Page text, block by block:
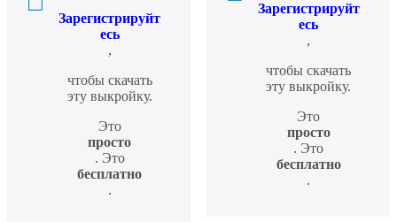
Зарегистрируйт
есь
,
чтобы скачать
эту выкройку.
Это
просто
. Это
бесплатно
.
Зарегистрируйт
есь
,
чтобы скачать
эту выкройку.
Это
просто
. Это
бесплатно
.